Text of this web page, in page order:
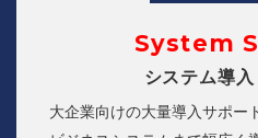
System
システム導入
大企業向けの大量導入サポー